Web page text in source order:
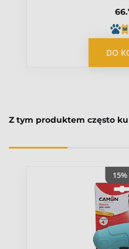
OPUBLIKUJ OPINIĘDO
Z tym produktem często